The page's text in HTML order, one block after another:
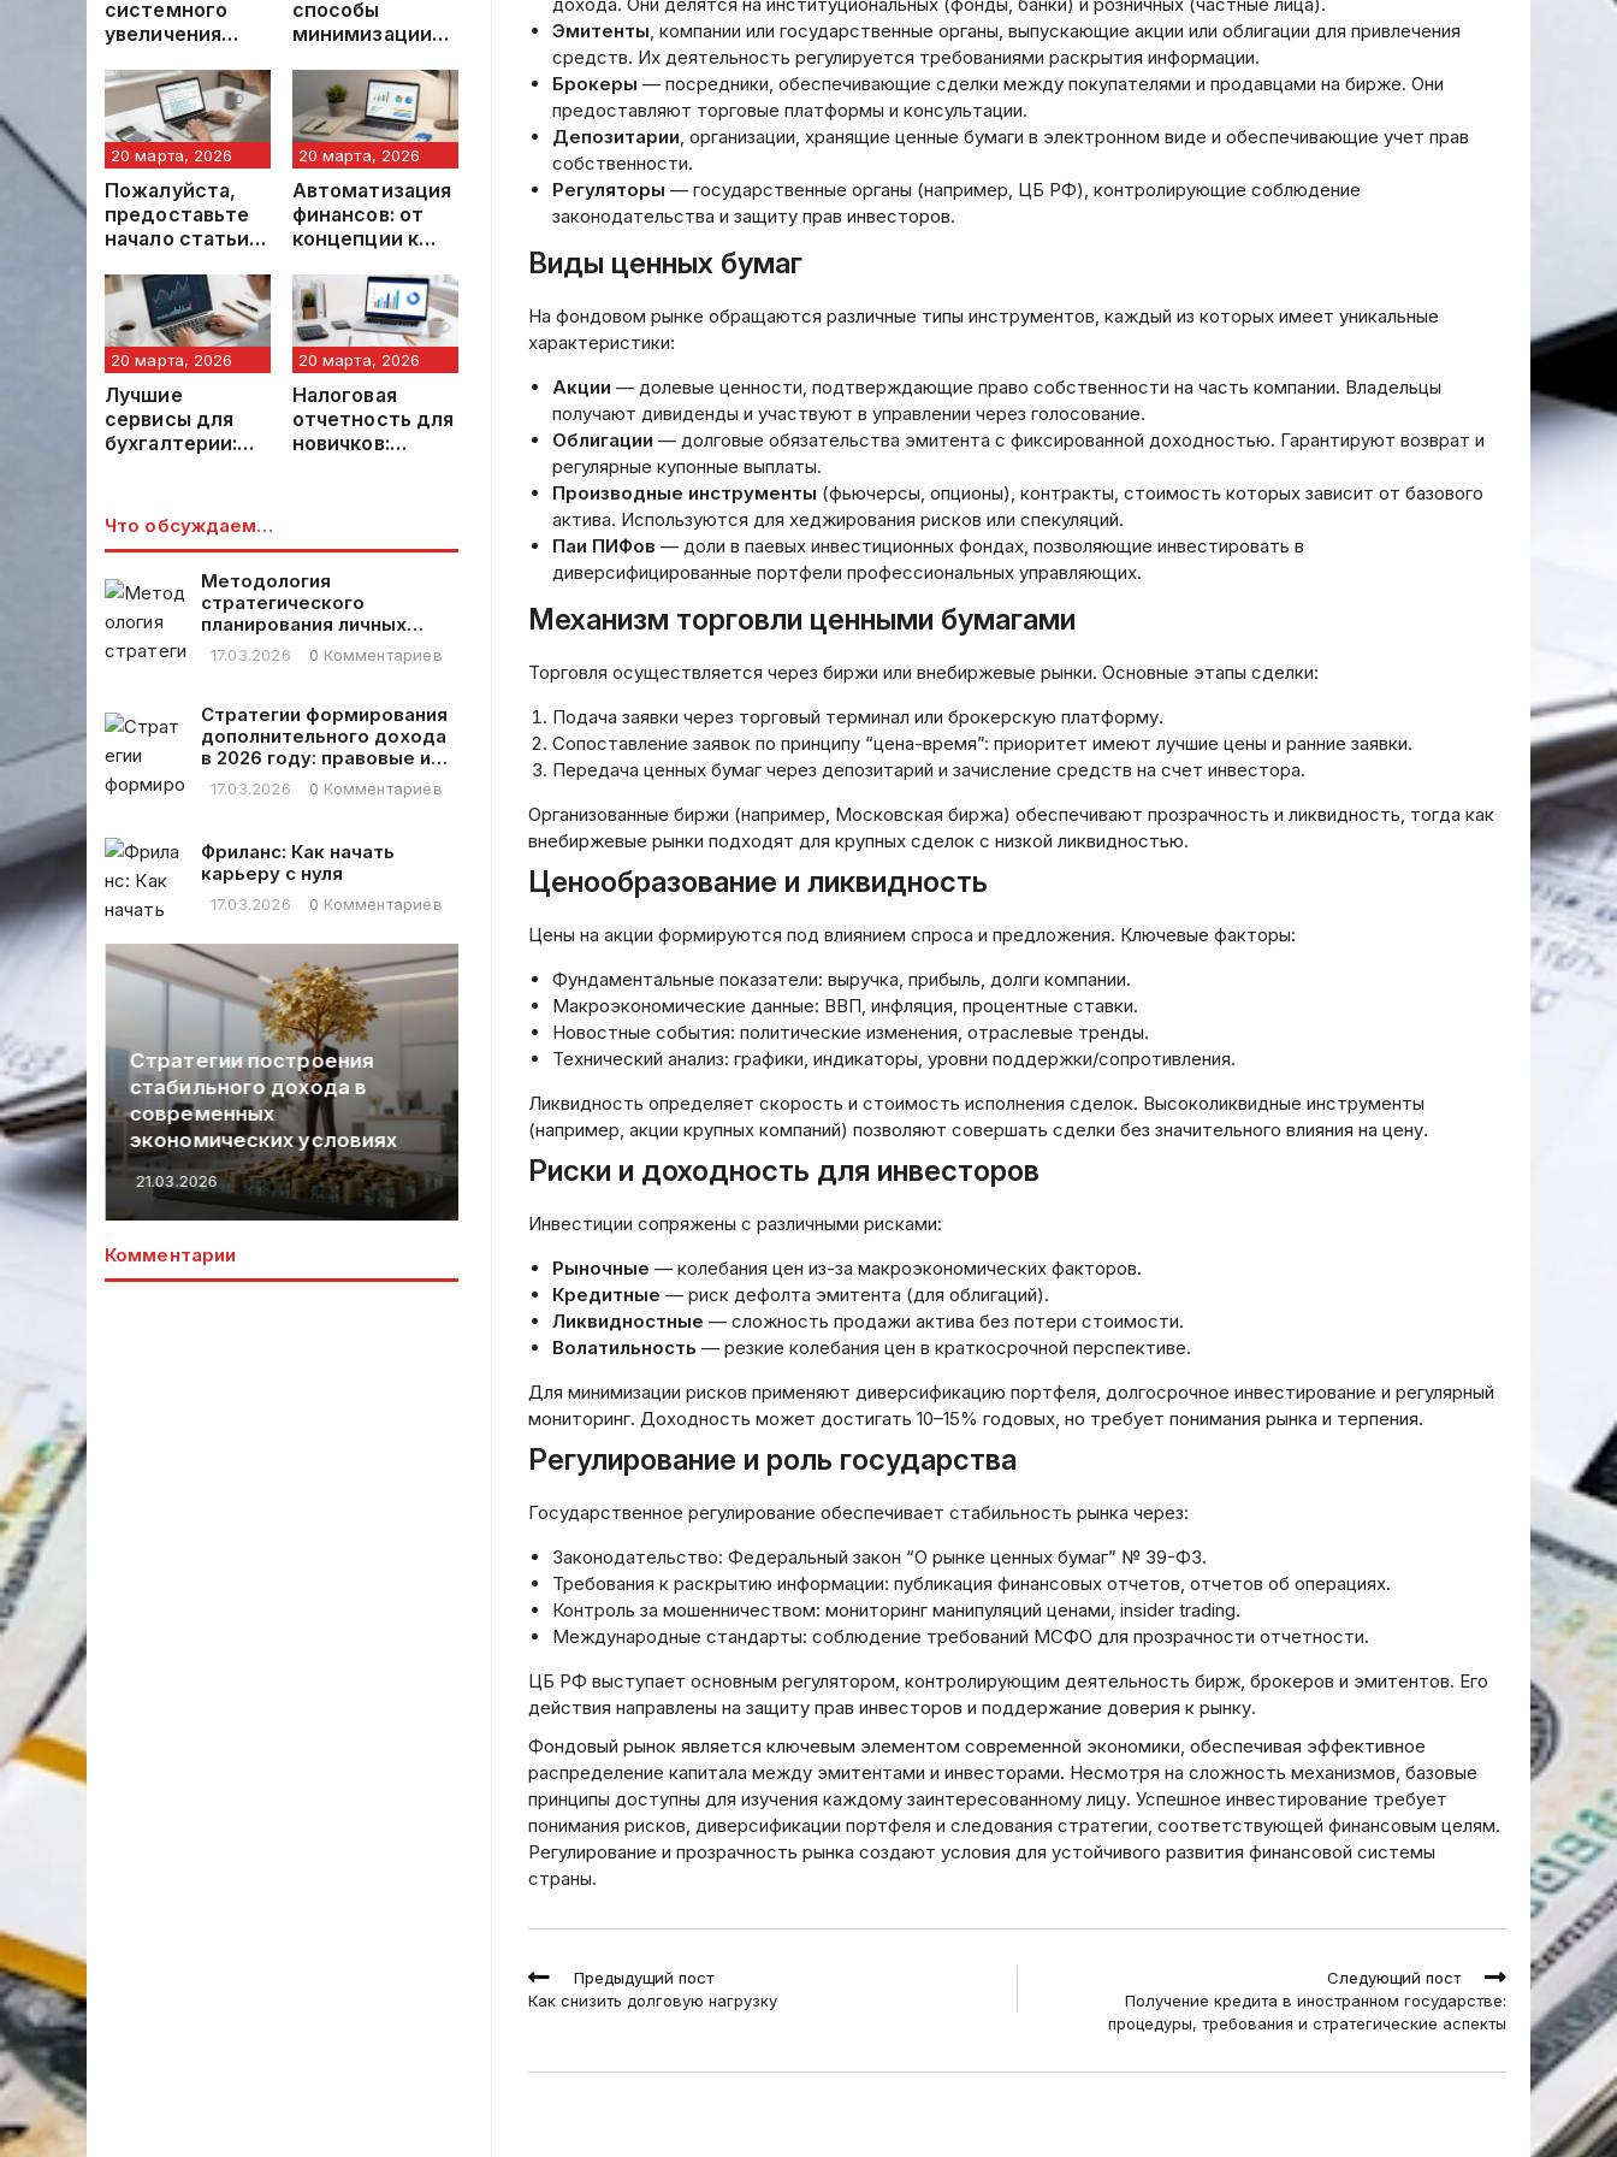
Эмитенты, компании или государственные органы‚ выпускающие акции или облигации для привлечения
средств. Их деятельность регулируется требованиями раскрытия информации.
Брокеры — посредники‚ обеспечивающие сделки между покупателями и продавцами на бирже. Они
предоставляют торговые платформы и консультации.
Депозитарии, организации‚ хранящие ценные бумаги в электронном виде и обеспечивающие учет прав
собственности.
Регуляторы — государственные органы (например‚ ЦБ РФ)‚ контролирующие соблюдение
законодательства и защиту прав инвесторов.
Виды ценных бумаг
На фондовом рынке обращаются различные типы инструментов‚ каждый из которых имеет уникальные
характеристики:
Акции — долевые ценности‚ подтверждающие право собственности на часть компании. Владельцы
получают дивиденды и участвуют в управлении через голосование.
Облигации — долговые обязательства эмитента с фиксированной доходностью. Гарантируют возврат и
регулярные купонные выплаты.
Производные инструменты (фьючерсы‚ опционы), контракты‚ стоимость которых зависит от базового
актива. Используются для хеджирования рисков или спекуляций.
Паи ПИФов — доли в паевых инвестиционных фондах‚ позволяющие инвестировать в
диверсифицированные портфели профессиональных управляющих.
Механизм торговли ценными бумагами
Торговля осуществляется через биржи или внебиржевые рынки. Основные этапы сделки:
Подача заявки через торговый терминал или брокерскую платформу.
Сопоставление заявок по принципу “цена-время”: приоритет имеют лучшие цены и ранние заявки.
Передача ценных бумаг через депозитарий и зачисление средств на счет инвестора.
Организованные биржи (например‚ Московская биржа) обеспечивают прозрачность и ликвидность‚ тогда как
внебиржевые рынки подходят для крупных сделок с низкой ликвидностью.
Ценообразование и ликвидность
Цены на акции формируются под влиянием спроса и предложения. Ключевые факторы:
Фундаментальные показатели: выручка‚ прибыль‚ долги компании.
Макроэкономические данные: ВВП‚ инфляция‚ процентные ставки.
Новостные события: политические изменения‚ отраслевые тренды.
Технический анализ: графики‚ индикаторы‚ уровни поддержки/сопротивления.
Ликвидность определяет скорость и стоимость исполнения сделок. Высоколиквидные инструменты
(например‚ акции крупных компаний) позволяют совершать сделки без значительного влияния на цену.
Риски и доходность для инвесторов
Инвестиции сопряжены с различными рисками:
Рыночные — колебания цен из-за макроэкономических факторов.
Кредитные — риск дефолта эмитента (для облигаций).
Ликвидностные — сложность продажи актива без потери стоимости.
Волатильность — резкие колебания цен в краткосрочной перспективе.
Для минимизации рисков применяют диверсификацию портфеля‚ долгосрочное инвестирование и регулярный
мониторинг. Доходность может достигать 10–15% годовых‚ но требует понимания рынка и терпения.
Регулирование и роль государства
Государственное регулирование обеспечивает стабильность рынка через:
Законодательство: Федеральный закон “О рынке ценных бумаг” № 39-ФЗ.
Требования к раскрытию информации: публикация финансовых отчетов‚ отчетов об операциях.
Контроль за мошенничеством: мониторинг манипуляций ценами‚ insider trading.
Международные стандарты: соблюдение требований МСФО для прозрачности отчетности.
ЦБ РФ выступает основным регулятором‚ контролирующим деятельность бирж‚ брокеров и эмитентов. Его
действия направлены на защиту прав инвесторов и поддержание доверия к рынку.
Фондовый рынок является ключевым элементом современной экономики‚ обеспечивая эффективное
распределение капитала между эмитентами и инвесторами. Несмотря на сложность механизмов‚ базовые
принципы доступны для изучения каждому заинтересованному лицу. Успешное инвестирование требует
понимания рисков‚ диверсификации портфеля и следования стратегии‚ соответствующей финансовым целям.
Регулирование и прозрачность рынка создают условия для устойчивого развития финансовой системы
страны.
Read
more
articles
Предыдущий пост
Как снизить долговую нагрузку
Следующий пост
Получение кредита в иностранном государстве:
процедуры, требования и стратегические аспекты
системного
увеличения
профессиональ
ного дохода:
структурирован
ный подход
способы
минимизации
обязательств
20 марта, 2026
Пожалуйста,
предоставьте
начало статьи,
определить её
заголовок.
20 марта, 2026
Автоматизация
финансов: от
концепции к
Всеобъемлюще
е руководство
20 марта, 2026
Лучшие
сервисы для
бухгалтерии:
решений в 2026
году
20 марта, 2026
Налоговая
отчетность для
новичков:
Что обсуждаем…
Методология
стратегического
планирования личных
финансовых расходов
17.03.2026 0 Комментариев
Стратегии формирования
дополнительного дохода
в 2026 году: правовые и
практические аспекты
17.03.2026 0 Комментариев
Фриланс: Как начать
карьеру с нуля
17.03.2026 0 Комментариев
Стратегии построения
стабильного дохода в
современных
экономических условиях
21.03.2026
Механизмы
функционирования
ликвидности в
криптовалютных
теоретические и
практические аспекты
20.03.2026
Как перевести деньги с
комиссии: практические
рекомендации и нюансы
20.03.2026
Your Customer (KYC) в банке
быстро и без ошибок
Комментарии